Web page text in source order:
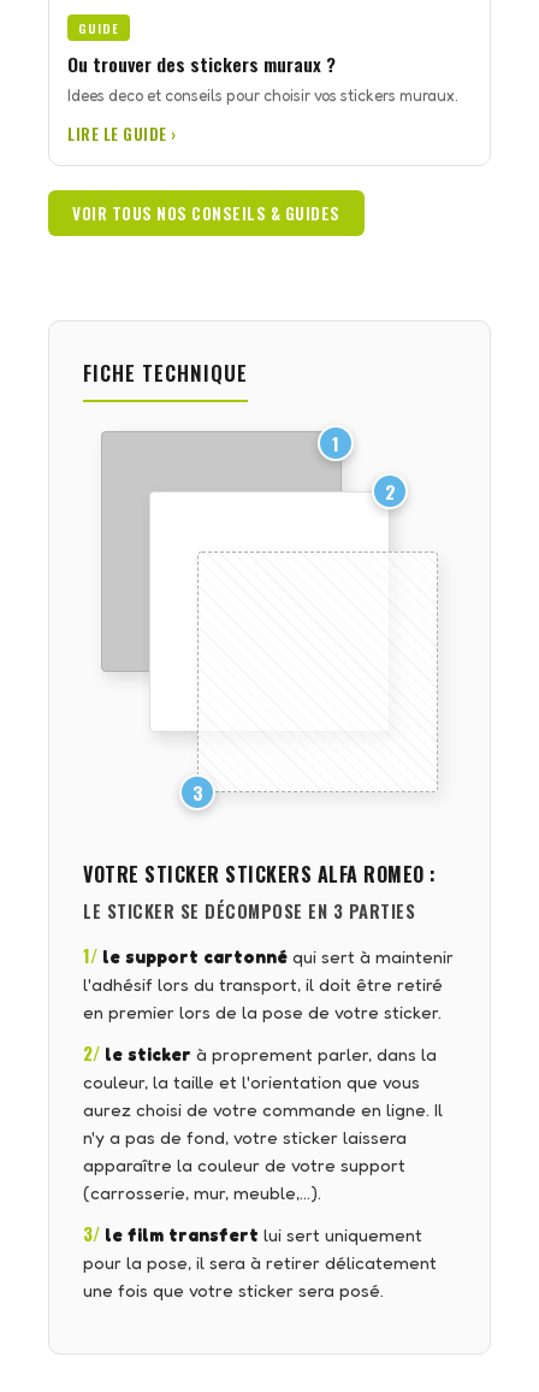
GUIDE
Ou trouver des stickers muraux ?
Idees deco et conseils pour choisir vos stickers muraux.
LIRE LE GUIDE ›
VOIR TOUS NOS CONSEILS & GUIDES
FICHE TECHNIQUE
1
2
3
VOTRE STICKER STICKERS ALFA ROMEO :
LE STICKER SE DÉCOMPOSE EN 3 PARTIES
1/ le support cartonné qui sert à maintenir
l'adhésif lors du transport, il doit être retiré
en premier lors de la pose de votre sticker.
2/ le sticker à proprement parler, dans la
couleur, la taille et l'orientation que vous
aurez choisi de votre commande en ligne. Il
n'y a pas de fond, votre sticker laissera
apparaître la couleur de votre support
(carrosserie, mur, meuble,…).
3/ le film transfert lui sert uniquement
pour la pose, il sera à retirer délicatement
une fois que votre sticker sera posé.